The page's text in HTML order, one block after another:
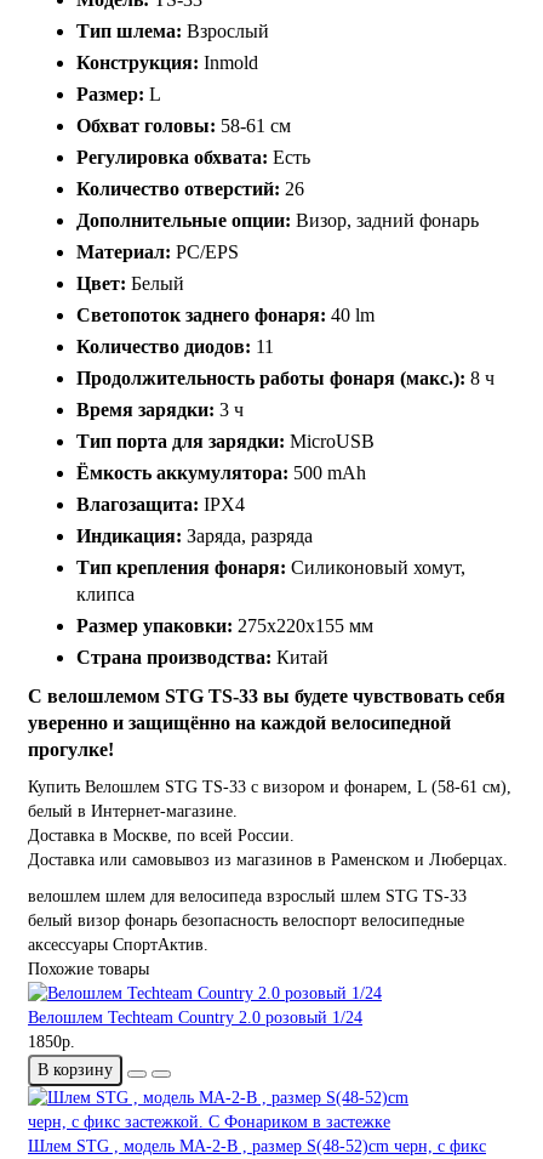
Тип шлема: Взрослый
Конструкция: Inmold
Размер: L
Обхват головы: 58-61 см
Регулировка обхвата: Есть
Количество отверстий: 26
Дополнительные опции: Визор, задний фонарь
Материал: PC/EPS
Цвет: Белый
Светопоток заднего фонаря: 40 lm
Количество диодов: 11
Продолжительность работы фонаря (макс.): 8 ч
Время зарядки: 3 ч
Тип порта для зарядки: MicroUSB
Ёмкость аккумулятора: 500 mAh
Влагозащита: IPX4
Индикация: Заряда, разряда
Тип крепления фонаря: Силиконовый хомут,
клипса
Размер упаковки: 275х220х155 мм
Страна производства: Китай
С велошлемом STG TS-33 вы будете чувствовать себя
уверенно и защищённо на каждой велосипедной
прогулке!
Купить Велошлем STG TS-33 с визором и фонарем, L (58-61 см),
белый в Интернет-магазине.
Доставка в Москве, по всей России.
Доставка или самовывоз из магазинов в Раменском и Люберцах.
велошлем шлем для велосипеда взрослый шлем STG TS-33
белый визор фонарь безопасность велоспорт велосипедные
аксессуары СпортАктив.
Похожие товары
Велошлем Techteam Country 2.0 розовый 1/24
1850р.
В корзину
Шлем STG , модель MA-2-B , размер S(48-52)cm черн, с фикс